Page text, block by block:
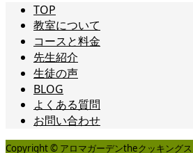
TOP
教室について
コースと料金
先生紹介
生徒の声
BLOG
よくある質問
お問い合わせ
Copyright © アロマガーデンtheクッキング